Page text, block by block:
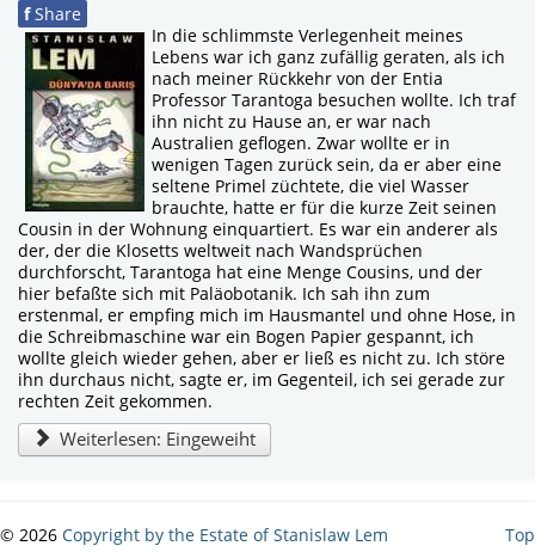
f Share
In die schlimmste Verlegenheit meines
Lebens war ich ganz zufällig geraten, als ich
nach meiner Rückkehr von der Entia
Professor Tarantoga besuchen wollte. Ich traf
ihn nicht zu Hause an, er war nach
Australien geflogen. Zwar wollte er in
wenigen Tagen zurück sein, da er aber eine
seltene Primel züchtete, die viel Wasser
brauchte, hatte er für die kurze Zeit seinen
Cousin in der Wohnung einquartiert. Es war ein anderer als
der, der die Klosetts weltweit nach Wandsprüchen
durchforscht, Tarantoga hat eine Menge Cousins, und der
hier befaßte sich mit Paläobotanik. Ich sah ihn zum
erstenmal, er empfing mich im Hausmantel und ohne Hose, in
die Schreibmaschine war ein Bogen Papier gespannt, ich
wollte gleich wieder gehen, aber er ließ es nicht zu. Ich störe
ihn durchaus nicht, sagte er, im Gegenteil, ich sei gerade zur
rechten Zeit gekommen.
Weiterlesen: Eingeweiht
Top
© 2026 Copyright by the Estate of Stanislaw Lem